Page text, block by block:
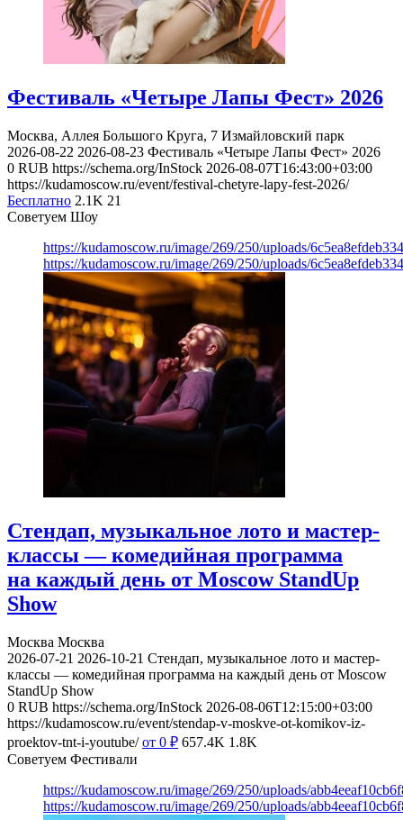
Фестиваль «Четыре Лапы Фест» 2026
Москва, Аллея Большого Круга, 7 Измайловский парк
2026-08-22 2026-08-23 Фестиваль «Четыре Лапы Фест» 2026
0 RUB https://schema.org/InStock 2026-08-07T16:43:00+03:00
https://kudamoscow.ru/event/festival-chetyre-lapy-fest-2026/
Бесплатно 2.1K 21
Советуем Шоу
https://kudamoscow.ru/image/269/250/uploads/
https://kudamoscow.ru/image/269/250/uploads/
Стендап, музыкальное лото и мастер-
классы — комедийная программа
на каждый день от Moscow StandUp
Show
Москва Москва
2026-07-21 2026-10-21 Стендап, музыкальное лото и мастер-
классы — комедийная программа на каждый день от Moscow
StandUp Show
0 RUB https://schema.org/InStock 2026-08-06T12:15:00+03:00
https://kudamoscow.ru/event/stendap-v-moskve-ot-komikov-iz-
proektov-tnt-i-youtube/ от 0 ₽ 657.4K 1.8K
Советуем Фестивали
https://kudamoscow.ru/image/269/250/uploads/
https://kudamoscow.ru/image/269/250/uploads/